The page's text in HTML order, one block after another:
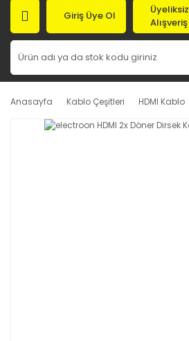
Giriş Üye Ol
Üyeliksiz
Alışveriş
Anasayfa Kablo Çeşitleri HDMI Kablo